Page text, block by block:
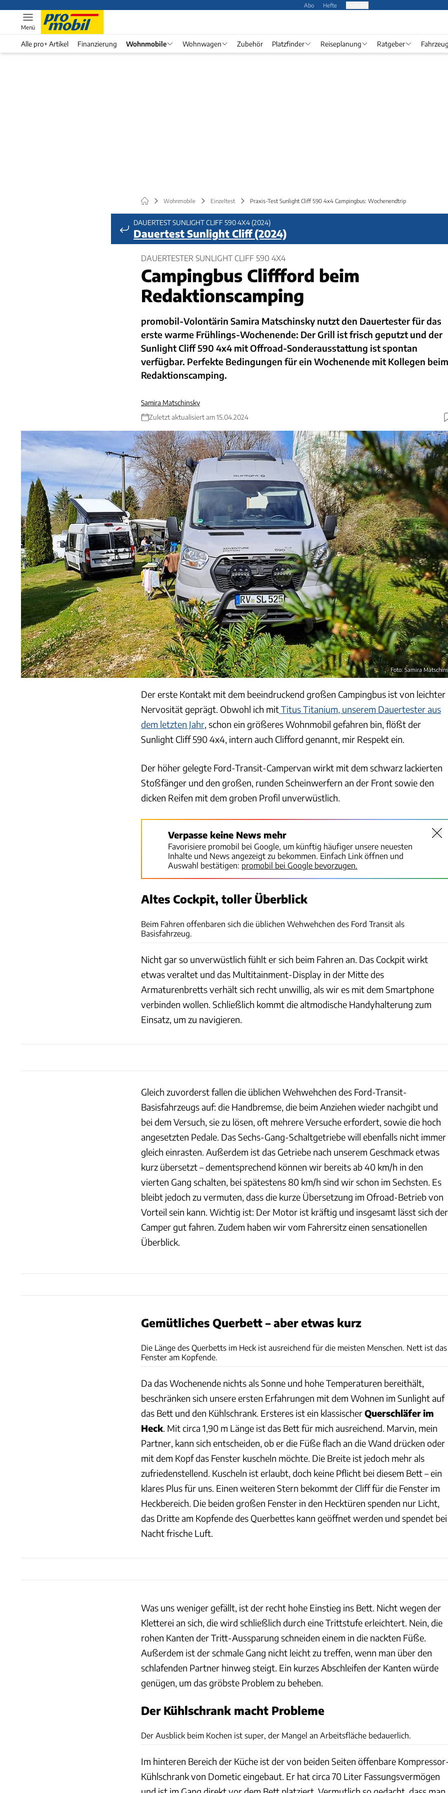
Abo Hefte
Menü
Alle pro+ Artikel Finanzierung Wohnmobile Wohnwagen Zubehör Platzfinder Reiseplanung Ratgeber
Wohnmobile Einzeltest Praxis-Test Sunlight Cliff 590 4x4 Campingbus: Wochenendtrip
DAUERTEST SUNLIGHT CLIFF 590 4X4 (2024)
Dauertest Sunlight Cliff (2024)
DAUERTESTER SUNLIGHT CLIFF 590 4X4
Campingbus Cliffford beim
Redaktionscamping
promobil-Volontärin Samira Matschinsky nutzt den Dauertester für das
erste warme Frühlings-Wochenende: Der Grill ist frisch geputzt und der
Sunlight Cliff 590 4x4 mit Offroad-Sonderausstattung ist spontan
verfügbar. Perfekte Bedingungen für ein Wochenende mit Kollegen beim
Redaktionscamping.
Samira Matschinsky
Zuletzt aktualisiert am 15.04.2024
Foto: Samira
Der erste Kontakt mit dem beeindruckend großen Campingbus ist von leichter
Nervosität geprägt. Obwohl ich mitTitus Titanium, unserem Dauertester aus
dem letzten Jahr , schon ein größeres Wohnmobil gefahren bin, flößt der
Sunlight Cliff 590 4x4, intern auch Clifford genannt, mir Respekt ein.
Der höher gelegte Ford-Transit-Campervan wirkt mit dem schwarz lackierten
Stoßfänger und den großen, runden Scheinwerfern an der Front sowie den
dicken Reifen mit dem groben Profil unverwüstlich.
Verpasse keine News mehr
Favorisiere promobil bei Google, um künftig häufiger unsere neuesten
Inhalte und News angezeigt zu bekommen. Einfach Link öffnen und
Auswahl bestätigen: promobil bei Google bevorzugen.
Altes Cockpit, toller Überblick
Beim Fahren offenbaren sich die üblichen Wehwehchen des Ford Transit als
Basisfahrzeug.
Nicht gar so unverwüstlich fühlt er sich beim Fahren an. Das Cockpit wirkt
etwas veraltet und das Multitainment-Display in der Mitte des
Armaturenbretts verhält sich recht unwillig, als wir es mit dem Smartphone
verbinden wollen. Schließlich kommt die altmodische Handyhalterung zum
Einsatz, um zu navigieren.
Gleich zuvorderst fallen die üblichen Wehwehchen des Ford-Transit-
Basisfahrzeugs auf: die Handbremse, die beim Anziehen wieder nachgibt und
bei dem Versuch, sie zu lösen, oft mehrere Versuche erfordert, sowie die hoch
angesetzten Pedale. Das Sechs-Gang-Schaltgetriebe will ebenfalls nicht immer
gleich einrasten. Außerdem ist das Getriebe nach unserem Geschmack etwas
kurz übersetzt – dementsprechend können wir bereits ab 40 km/h in den
vierten Gang schalten, bei spätestens 80 km/h sind wir schon im Sechsten. Es
bleibt jedoch zu vermuten, dass die kurze Übersetzung im Ofroad-Betrieb von
Vorteil sein kann. Wichtig ist: Der Motor ist kräftig und insgesamt lässt sich der
Camper gut fahren. Zudem haben wir vom Fahrersitz einen sensationellen
Überblick.
Gemütliches Querbett – aber etwas kurz
Die Länge des Querbetts im Heck ist ausreichend für die meisten Menschen. Nett ist das
Fenster am Kopfende.
Da das Wochenende nichts als Sonne und hohe Temperaturen bereithält,
beschränken sich unsere ersten Erfahrungen mit dem Wohnen im Sunlight auf
das Bett und den Kühlschrank. Ersteres ist ein klassischerQuerschläferim
Heck . Mit circa 1,90 m Länge ist das Bett für mich ausreichend. Marvin, mein
Partner, kann sich entscheiden, ob er die Füße flach an die Wand drücken oder
mit dem Kopf das Fenster kuscheln möchte. Die Breite ist jedoch mehr als
zufriedenstellend. Kuscheln ist erlaubt, doch keine Pflicht bei diesem Bett – ein
klares Plus für uns. Einen weiteren Stern bekommt der Cliff für die Fenster im
Heckbereich. Die beiden großen Fenster in den Hecktüren spenden nur Licht,
das Dritte am Kopfende des Querbettes kann geöffnet werden und spendet bei
Nacht frische Luft.
Was uns weniger gefällt, ist der recht hohe Einstieg ins Bett. Nicht wegen der
Kletterei an sich, die wird schließlich durch eine Trittstufe erleichtert. Nein, die
rohen Kanten der Tritt-Aussparung schneiden einem in die nackten Füße.
Außerdem ist der schmale Gang nicht leicht zu treffen, wenn man über den
schlafenden Partner hinweg steigt. Ein kurzes Abschleifen der Kanten würde
genügen, um das gröbste Problem zu beheben.
Der Kühlschrank macht Probleme
Der Ausblick beim Kochen ist super, der Mangel an Arbeitsfläche bedauerlich.
Im hinteren Bereich der Küche ist der von beiden Seiten öffenbare
Kühlschrank von Dometic eingebaut. Er hat circa 70 Liter Fassungsvermögen